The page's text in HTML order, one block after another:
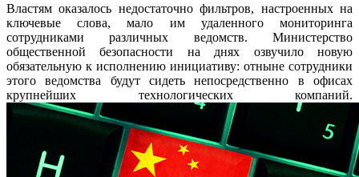
Властям оказалось недостаточно фильтров, настроенных на
ключевые слова, мало им удаленного мониторинга
сотрудниками различных ведомств. Министерство
общественной безопасности на днях озвучило новую
обязательную к исполнению инициативу: отныне сотрудники
этого ведомства будут сидеть непосредственно в офисах
крупнейших технологических компаний.